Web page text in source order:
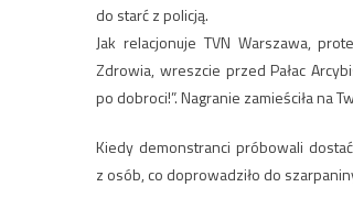
do starć z policją.
Jak relacjonuje TVN Warszawa,
Zdrowia, wreszcie przed Pałac
po dobroci!”. Nagranie zamieściła na
Kiedy demonstranci próbowali
z osób, co doprowadziło do